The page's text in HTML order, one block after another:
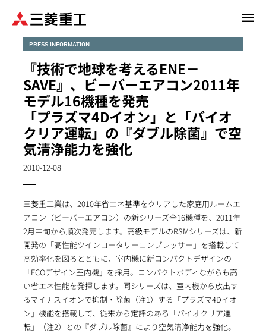
PRESS INFORMATION
『技術で地球を考えるENE－
SAVE』、ビーバーエアコン2011年
モデル16機種を発売
「プラズマ4Dイオン」と「バイオ
クリア運転」の『ダブル除菌』で空
気清浄能力を強化
2010-12-08
三菱重工業は、2010年省エネ基準をクリアした家庭用ルームエ
アコン（ビーバーエアコン）の新シリーズ全16機種を、2011年
2月中旬から順次発売します。高級モデルのRSMシリーズは、新
開発の「高性能ツインロータリーコンプレッサー」を搭載して
高効率化を図るとともに、室内機に新コンパクトデザインの
「ECOデザイン室内機」を採用。コンパクトボディながらも高
い省エネ性能を発揮します。同シリーズは、室内機から放出す
るマイナスイオンで抑制・除菌（注1）する「プラズマ4Dイオ
ン」機能を搭載して、従来から定評のある「バイオクリア運
転」（注2）との『ダブル除菌』により空気清浄能力を強化。